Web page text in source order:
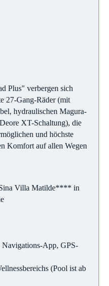
Plus" verbergen sich
27-Gang-Räder (mit
hydraulischen Magura-
XT-Schaltung), die
und höchste
Komfort auf allen Wegen
Villa Matilde**** in
Navigations-App, GPS-
(Pool ist ab